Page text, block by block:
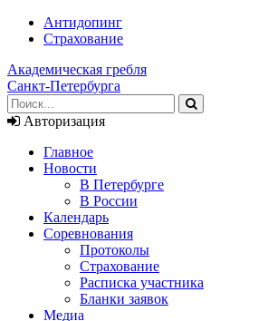
Антидопинг
Страхование
Академическая гребля
Санкт-Петербурга
Авторизация
Главное
Новости
В Петербурге
В России
Календарь
Соревнования
Протоколы
Страхование
Расписка участника
Бланки заявок
Медиа